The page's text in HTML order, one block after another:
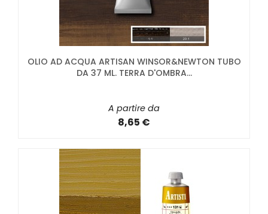
OLIO AD ACQUA ARTISAN WINSOR&NEWTON TUBO
DA 37 ML. TERRA D'OMBRA...
A partire da
8,65 €